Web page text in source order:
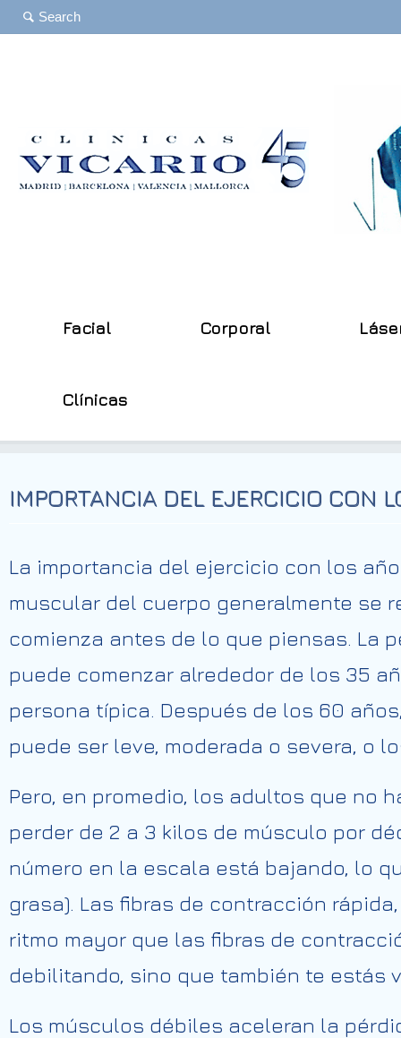
Facial Corporal
Clínicas
IMPORTANCIA DEL EJERCICIO CON
La importancia del ejercicio con los
muscular del cuerpo generalmente se
comienza antes de lo que piensas. La
puede comenzar alrededor de los 35
persona típica. Después de los 60
puede ser leve, moderada o severa, o
Pero, en promedio, los adultos que no
perder de 2 a 3 kilos de músculo por
número en la escala está bajando, lo
grasa). Las fibras de contracción
ritmo mayor que las fibras de
debilitando, sino que también te estás
Los músculos débiles aceleran la